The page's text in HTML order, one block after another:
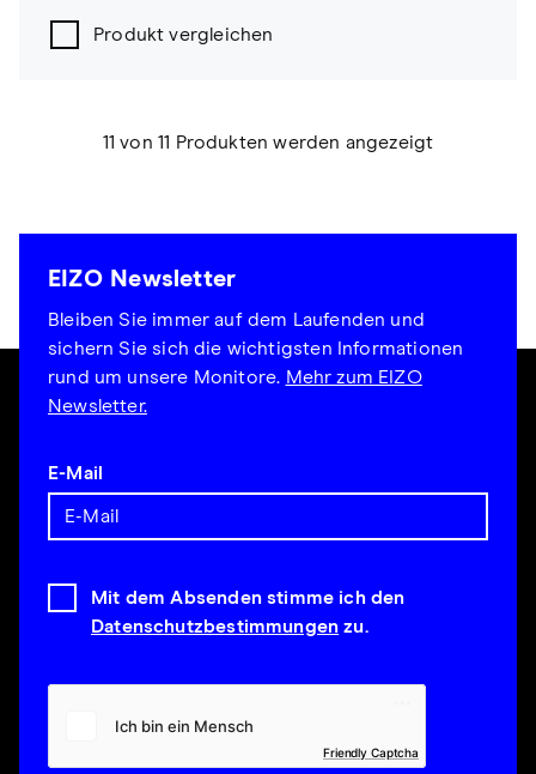
Produkt vergleichen
11 von 11 Produkten werden angezeigt
EIZO Newsletter
Bleiben Sie immer auf dem Laufenden und
sichern Sie sich die wichtigsten Informationen
rund um unsere Monitore. Mehr zum EIZO
Newsletter.
E-Mail
Mit dem Absenden stimme ich den
Datenschutzbestimmungen zu.
Friendly Captcha